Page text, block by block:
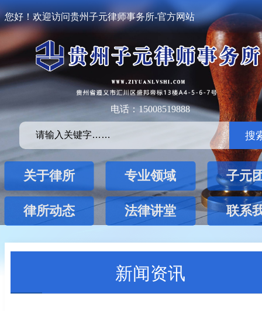
您好！欢迎访问贵州子元律师事务所-官方网站
电话：15008519888
搜
关于律所 专业领域 子元
律所动态 法律讲堂 联系
新闻资讯